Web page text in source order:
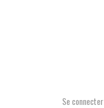
Se connecter